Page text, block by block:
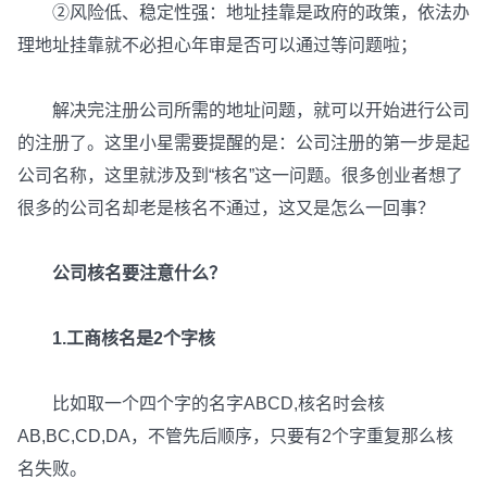
②风险低、稳定性强：地址挂靠是政府的政策，依法办
理地址挂靠就不必担心年审是否可以通过等问题啦；
解决完注册公司所需的地址问题，就可以开始进行公司
的注册了。这里小星需要提醒的是：公司注册的第一步是起
公司名称，这里就涉及到“核名”这一问题。很多创业者想了
很多的公司名却老是核名不通过，这又是怎么一回事？
公司核名要注意什么？
1.工商核名是2个字核
比如取一个四个字的名字ABCD,核名时会核
AB,BC,CD,DA，不管先后顺序，只要有2个字重复那么核
名失败。